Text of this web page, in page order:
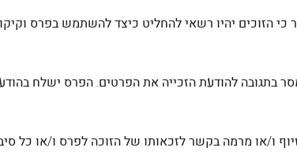
כי הזוכים יהיו רשאי להחליט כיצד להשתמש בפרס
בתגובה להודעת הזכייה את הפרטים. הפרס ישלח
ו/או מרמה בקשר לזכאותו של הזוכה לפרס ו/או כל